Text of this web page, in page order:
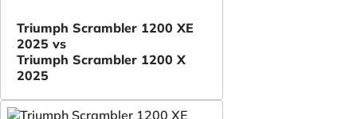
Triumph Scrambler 1200 XE
2025 vs
Triumph Scrambler 1200 X
2025